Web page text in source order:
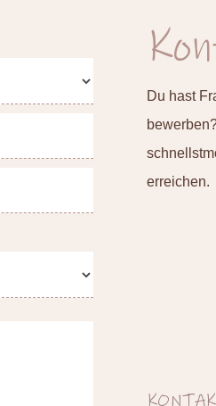
Du hast
erreichen.